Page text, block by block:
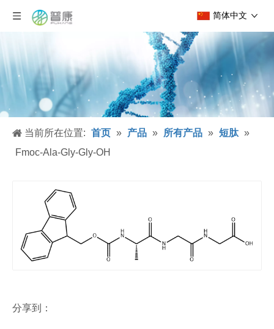
简体中文
当前所在位置: 首页 » 产品 » 所有产品 » 短肽 »
Fmoc-Ala-Gly-Gly-OH
分享到：